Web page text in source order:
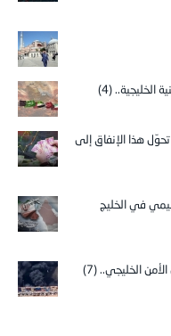
الخليجية.. (4)
تحوّل هذا الإنفاق إلى
في الخليج
الخليجي.. (7)